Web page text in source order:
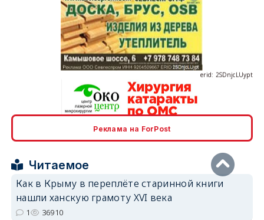
Реклама на ForPost
Читаемое
Как в Крыму в переплёте старинной книги
нашли ханскую грамоту XVI века
1 36910